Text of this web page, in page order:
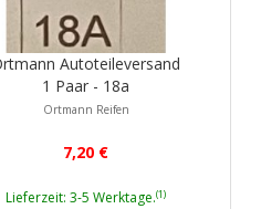
Autoteileversand
1 Paar - 18a
Ortmann Reifen
7,20 €
Lieferzeit: 3-5 Werktage.(1)